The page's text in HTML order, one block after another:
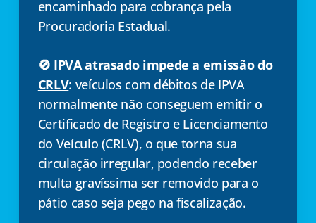
encaminhado para cobrança pela
Procuradoria Estadual.
🚫 IPVA atrasado impede a emissão do
CRLV: veículos com débitos de IPVA
normalmente não conseguem emitir o
Certificado de Registro e Licenciamento
do Veículo (CRLV), o que torna sua
circulação irregular, podendo receber
multa gravíssima ser removido para o
pátio caso seja pego na fiscalização.